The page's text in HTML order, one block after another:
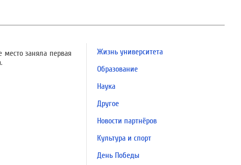
заняла первая
Жизнь университета
Образование
Наука
Другое
Новости партнёров
Культура и спорт
День Победы